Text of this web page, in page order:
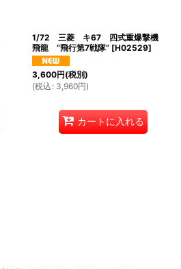
1/72 三菱 キ67 四式重爆撃機
飛龍 ”飛行第7戦隊” [H02529]
3,600円(税別)
(税込 : 3,960円)
カートに入れる